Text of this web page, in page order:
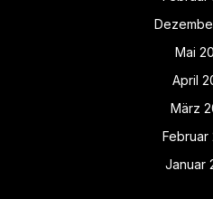
Mai
April
März
Februar
Januar